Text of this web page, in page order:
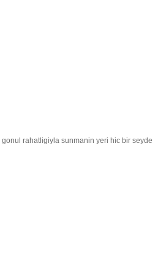
rahatligiyla sunmanin yeri hic bir seyde